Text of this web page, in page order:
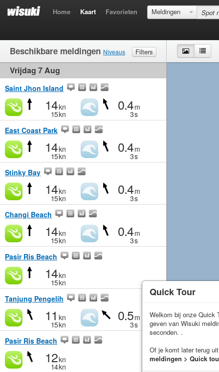
Home Kaart Favorieten Meldingen
Beschikbare meldingen Niveaus
Filters
Wind
Golven
Matig
Vrijdag 7 Aug
Saint Jhon Island
14kn
15kn
0.4m
3s
East Coast Park
14kn
15kn
0.4m
3s
Stinky Bay
14kn
15kn
0.4m
3s
Changi Beach
14kn
15kn
0.4m
3s
Pasir Ris Beach
14kn
15kn
Tanjung Pengelih
11 kn
15kn
0.5m
3s
Pasir Ris Beach
12kn
14kn
Kaart
Quick Tour
Welkom bij onze Quick
geven van Wisuki
seconden. .
Of je komt later terug
meldingen > Quick